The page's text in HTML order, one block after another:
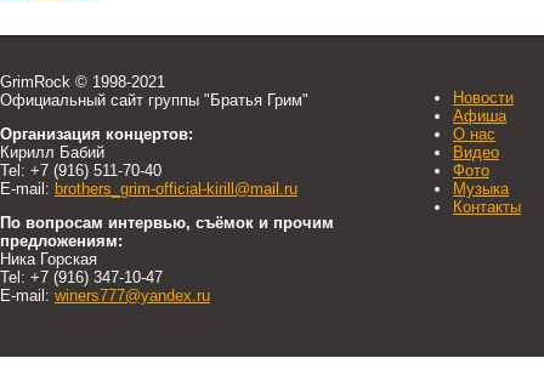
GrimRock © 1998-2021
Официальный сайт группы "Братья Грим"
Организация концертов:
Кирилл Бабий
Tel: +7 (916) 511-70-40
E-mail: brothers_grim-official-kirill@mail.ru
По вопросам интервью, съёмок и прочим
предложениям:
Ника Горская
Tel: +7 (916) 347-10-47
E-mail: winers777@yandex.ru
Новости
Афиша
О нас
Видео
Фото
Музыка
Контакты